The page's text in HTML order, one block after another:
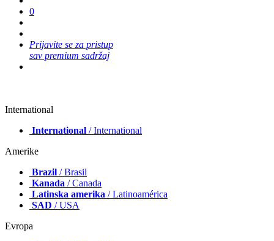
0
Prijavite se za pristup
sav premium sadržaj
International
International / International
Amerike
Brazil / Brasil
Kanada / Canada
Latinska amerika / Latinoamérica
SAD / USA
Evropa